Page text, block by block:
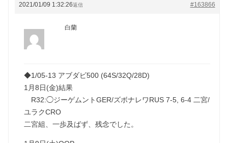
2021/01/09 1:32:26 #163866
返信
白蘭
◆1/05-13 アブダビ500 (64S/32Q/28D)
1月8日(金)結果
R32:◯ジーゲムントGER/ズボナレワRUS 7-5, 6-4 二宮/
ユラクCRO
二宮組、一歩及ばず、残念でした。